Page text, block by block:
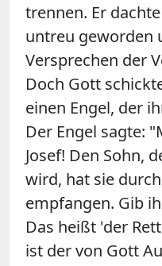
trennen. Er
untreu geworden
Versprechen der
Doch Gott
einen Engel, der
Der Engel sagte:
Josef! Den Sohn,
wird, hat sie
empfangen. Gib
Das heißt 'der
ist der von Gott